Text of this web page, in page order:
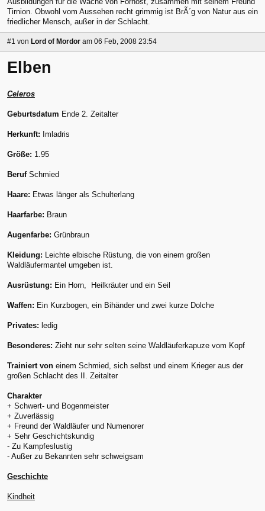
Tirnion. Obwohl vom Aussehen recht grimmig ist BrÃ´g von Natur aus ein
friedlicher Mensch, außer in der Schlacht.
#1 von Lord of Mordor am 06 Feb, 2008 23:54
Elben
Celeros
Geburtsdatum Ende 2. Zeitalter
Herkunft: Imladris
Größe: 1.95
BerufSchmied
Haare: Etwas länger als Schulterlang
Haarfarbe: Braun
Augenfarbe: Grünbraun
Kleidung: Leichte elbische Rüstung, die von einem großen
Waldläufermantel umgeben ist.
Ausrüstung: Ein Horn, Heilkräuter und ein Seil
Waffen: Ein Kurzbogen, ein Bihänder und zwei kurze Dolche
Privates: ledig
Besonderes: Zieht nur sehr selten seine Waldläuferkapuze vom Kopf
Trainiert von einem Schmied, sich selbst und einem Krieger aus der
großen Schlacht des II. Zeitalter
Charakter
+ Schwert- und Bogenmeister
+ Zuverlässig
+ Freund der Waldläufer und Numenorer
+ Sehr Geschichtskundig
- Zu Kampfeslustig
- Außer zu Bekannten sehr schweigsam
Geschichte
Kindheit